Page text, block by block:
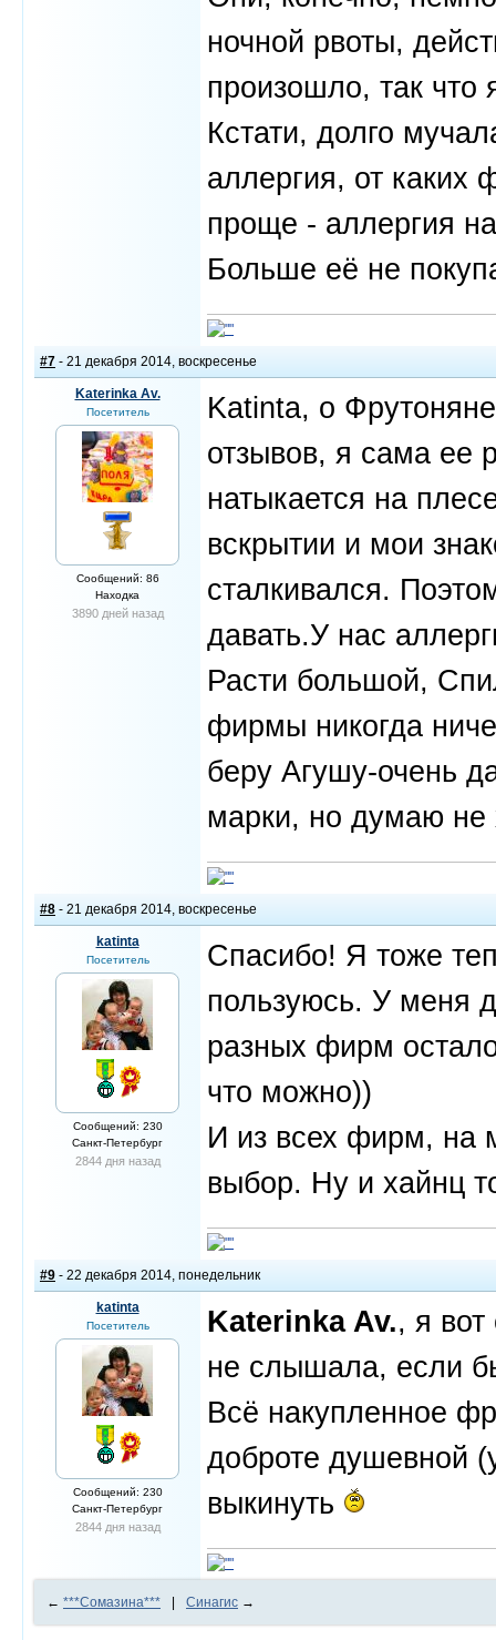
ночной рвоты,
произошло, так что
Кстати, долго
аллергия, от каких
проще - аллергия
Больше её не
#7 - 21 декабря 2014, воскресенье
Katerinka Av.
Посетитель
Сообщений: 86
Находка
3890 дней назад
Katinta, о
отзывов, я сама ее
натыкается на
вскрытии и мои
сталкивался.
давать.У нас
Расти большой,
фирмы никогда
беру Агушу-очень
марки, но думаю не
#8 - 21 декабря 2014, воскресенье
katinta
Посетитель
Сообщений: 230
Санкт-Петербург
2844 дня назад
Спасибо! Я тоже
пользуюсь. У меня
разных фирм
что можно))
И из всех фирм, на
выбор. Ну и хайнц
#9 - 22 декабря 2014, понедельник
katinta
Посетитель
Сообщений: 230
Санкт-Петербург
2844 дня назад
Katerinka Av., я
не слышала, если
Всё накупленное
доброте душевной
выкинуть
← ***Сомазина*** Синагис →